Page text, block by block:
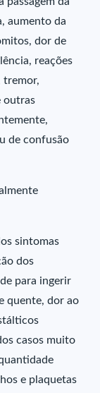
aumento da
dor de
reações
tremor,
outras
de confusão
sintomas
dos
para ingerir
quente, dor ao
casos muito
e plaquetas